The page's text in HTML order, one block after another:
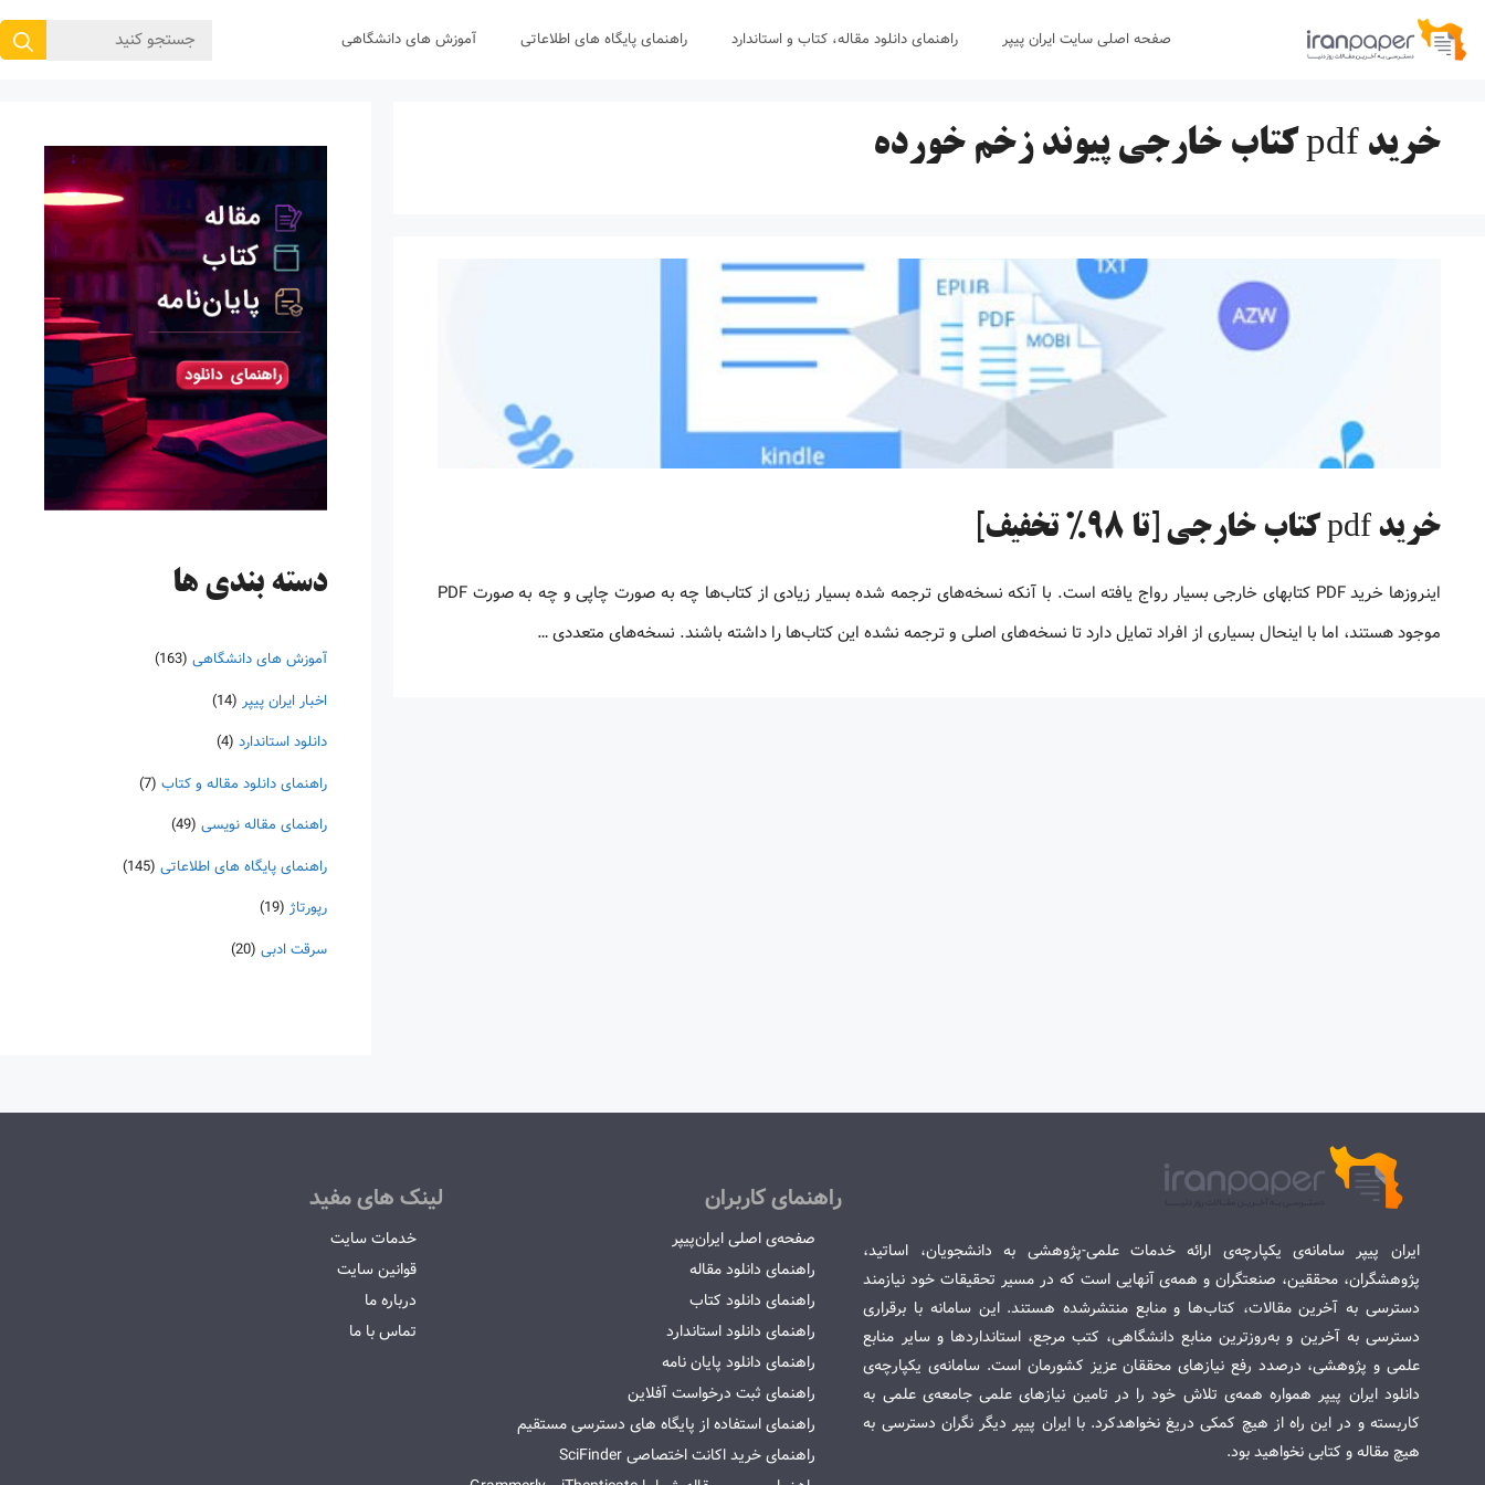
پرش
صفحه اصلی سایت ایران پیپر راهنمای دانلود مقاله، کتاب و استاندارد راهنمای پایگاه های اطلاعاتی آموزش های دانشگاهی
جستجوی
خرید pdf کتاب خارجی پیوند زخم خورده
خرید pdf کتاب خارجی [تا 98% تخفیف]
اینروزها خرید PDF کتاب‎های خارجی بسیار رواج یافته است. با آنکه نسخه‌های ترجمه شده بسیار زیادی از کتاب‌ها چه به صورت چاپی و چه به صورت PDF
موجود هستند، اما با اینحال بسیاری از افراد تمایل دارد تا نسخه‌های اصلی و ترجمه نشده این کتاب‌ها را داشته باشند. نسخه‌های متعددی …
دسته‌ بندی ها
آموزش های دانشگاهی (163)
اخبار ایران پیپر (14)
دانلود استاندارد (4)
راهنمای دانلود مقاله و کتاب (7)
راهنمای مقاله نویسی (49)
راهنمای پایگاه های اطلاعاتی (145)
رپورتاژ (19)
سرقت ادبی (20)
ایران پیپر سامانه‌ی یکپارچه‌ی ارائه خدمات علمی-پژوهشی به دانشجویان، اساتید،
پژوهشگران، محققین، صنعتگران و همه‌ی آنهایی است که در مسیر تحقیقات خود نیازمند
دسترسی به آخرین مقالات، کتاب‌ها و منابع منتشرشده هستند. این سامانه با برقراری
دسترسی به آخرین و به‌روزترین منابع دانشگاهی، کتب مرجع، استانداردها و سایر منابع
علمی و پژوهشی، درصدد رفع نیازهای محققان عزیز کشورمان است. سامانه‌ی یکپارچه‌ی
دانلود ایران پیپر همواره همه‌ی تلاش خود را در تامین نیازهای علمی جامعه‌ی علمی به
کاربسته و در این راه از هیچ کمکی دریغ نخواهدکرد. با ایران پیپر دیگر نگران دسترسی به
هیچ مقاله و کتابی نخواهید بود.
راهنمای کاربران
صفحه‌ی اصلی ایران‌پیپر
راهنمای دانلود مقاله
راهنمای دانلود کتاب
راهنمای دانلود استاندارد
راهنمای دانلود پایان نامه
راهنمای ثبت درخواست آفلاین
راهنمای استفاده از پایگاه های دسترسی مستقیم
راهنمای خرید اکانت اختصاصی SciFinder
لینک های مفید
خدمات سایت
قوانین سایت
درباره ما
تماس با ما